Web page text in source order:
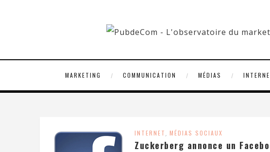
MARKETING COMMUNICATION MÉDIAS
INTERNET, MÉDIAS SOCIAUX
Zuckerberg annonce un